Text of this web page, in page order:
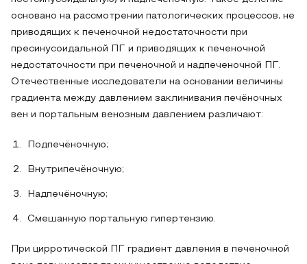
основано на рассмотрении патологических процессов, не
приводящих к печеночной недостаточности при
пресинусоидальной ПГ и приводящих к печеночной
недостаточности при печеночной и надпеченочной ПГ.
Отечественные исследователи на основании величины
градиента между давлением заклинивания печёночных
вен и портальным венозным давлением различают:
Подпечёночную;
Внутрипечёночную;
Надпечёночную;
Смешанную портальную гипертензию.
При цирротической ПГ градиент давления в печеночной